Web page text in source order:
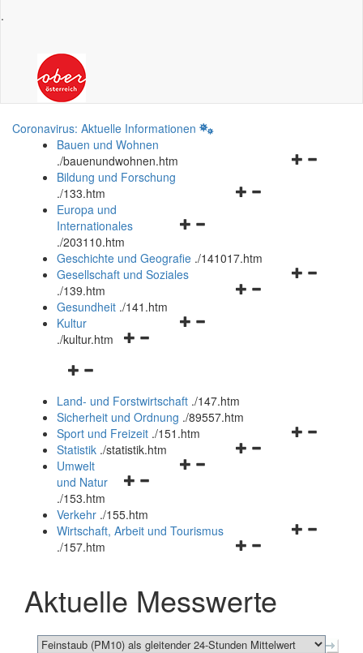
.
Coronavirus: Aktuelle Informationen
Bauen und Wohnen
./bauenundwohnen.htm
Navigationsmenü
Bildung und Forschung
./133.htm
Navigationsmenü
und
schließen
Europa und
Internationales
./203110.htm
Geschichte und Geografie ./141017.htm
Navigationsmenü
Gesellschaft und Soziales
./139.htm
Navigationsmenü
Gesundheit ./141.htm
Navigationsmenü
Kultur
./kultur.htm
Navigationsmenü
und
schließen
Land- und Forstwirtschaft ./147.htm
Sicherheit und Ordnung ./89557.htm
Navigationsmenü
Sport und Freizeit ./151.htm
Navigationsmenü
Statistik ./statistik.htm
Navigationsmenü
und
schließen
Umwelt
und Natur
./153.htm
Verkehr ./155.htm
Navigationsmenü
schließen
Wirtschaft, Arbeit und Tourismus
./157.htm
Aktuelle Messwerte